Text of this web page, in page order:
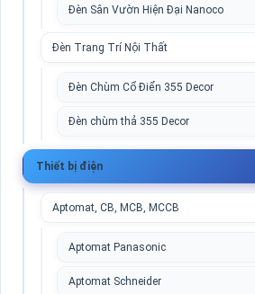
Đèn Sân Vườn Hiện Đại Nanoco
Đèn Trang Trí Nội Thất
Đèn Chùm Cổ Điển 355 Decor
Đèn chùm thả 355 Decor
Thiết bị điện
Aptomat, CB, MCB, MCCB
Aptomat Panasonic
Aptomat Schneider